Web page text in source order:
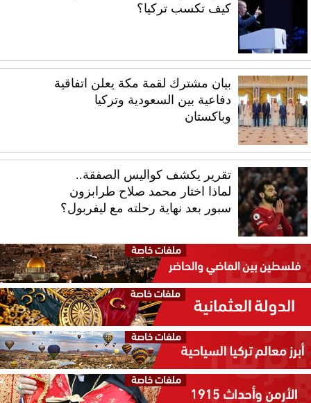
كيف تكسب تركيا؟
بيان مشترك لقمة مكة يعلن اتفاقية
دفاعية بين السعودية وتركيا
وباكستان
تقرير يكشف كواليس الصفقة..
لماذا اختار محمد صلاح طرابزون
سبور بعد نهاية رحلته مع ليفربول؟